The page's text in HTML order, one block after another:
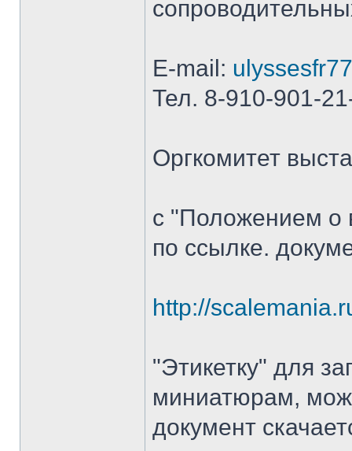
E-mail:
Тел. 8-910-901-
Оргкомитет
с "Положением о
по ссылке.
http://
"Этикетку" для
миниатюрам,
документ